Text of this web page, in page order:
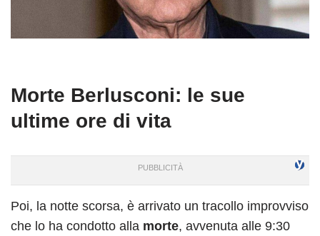
Morte Berlusconi: le sue
ultime ore di vita
Poi, la notte scorsa, è arrivato un tracollo improvviso
che lo ha condotto alla morte, avvenuta alle 9:30